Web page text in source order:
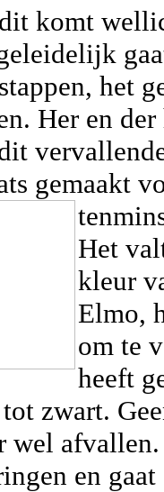
komt
het
Her en
gemaakt
Het
kleur
Elmo,
om te
heeft
zwart.
wel
en